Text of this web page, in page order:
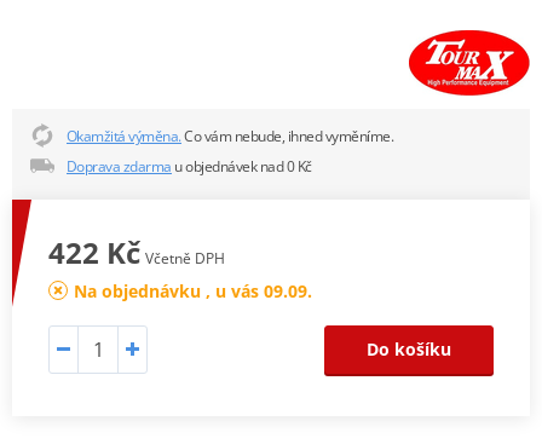
Okamžitá výměna.Co vám nebude, ihned vyměníme.
Doprava zdarma u objednávek nad 0 Kč
422 Kč Včetně DPH
Na objednávku , u vás 09.09.
Do košíku